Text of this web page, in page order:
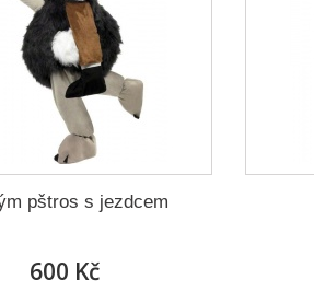
pštros s jezdcem
600 Kč